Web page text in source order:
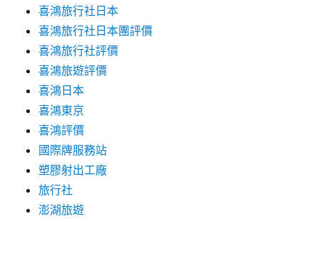
喜鴻旅行社日本
喜鴻旅行社日本團評價
喜鴻旅行社評價
喜鴻旅遊評價
喜鴻日本
喜鴻東京
喜鴻評價
國際牌服務站
塑膠射出工廠
旅行社
澎湖旅遊